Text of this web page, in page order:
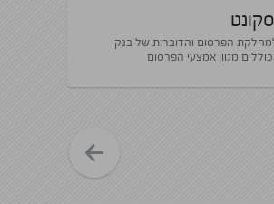
למחלקת הפרסום והדוברות של בנק
מגוון אמצעי הפרסום